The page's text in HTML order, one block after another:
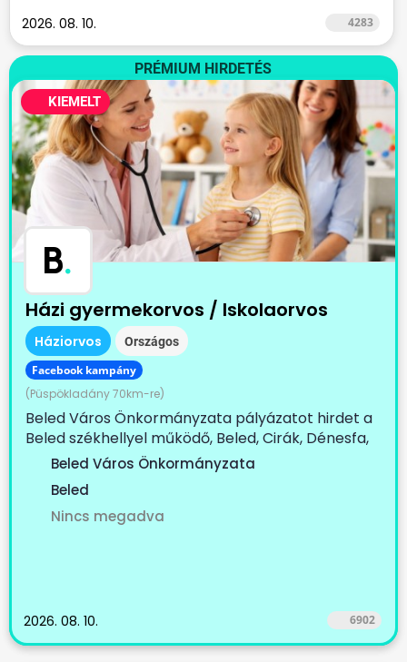
2026. 08. 10. 4283
PRÉMIUM HIRDETÉS
KIEMELT
B.
Házi gyermekorvos / Iskolaorvos
Háziorvos Országos
Facebook kampány
(Püspökladány 70km-re)
Beled Város Önkormányzata pályázatot hirdet a
Beled székhellyel működő, Beled, Cirák, Dénesfa,
Edve,...Beled Város Önkormányzata
Beled
Nincs megadva
2026. 08. 10. 6902